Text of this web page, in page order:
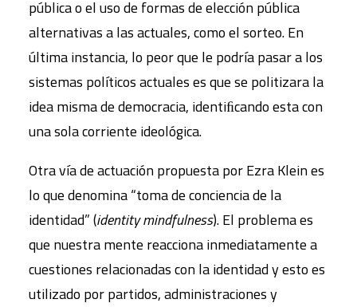
pública o el uso de formas de elección pública
alternativas a las actuales, como el sorteo. En
última instancia, lo peor que le podría pasar a los
sistemas políticos actuales es que se politizara la
idea misma de democracia, identiﬁcando esta con
una sola corriente ideológica.
Otra vía de actuación propuesta por Ezra Klein es
lo que denomina “toma de conciencia de la
identidad” (identity mindfulness). El problema es
que nuestra mente reacciona inmediatamente a
cuestiones relacionadas con la identidad y esto es
utilizado por partidos, administraciones y